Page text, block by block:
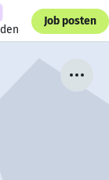
Job posten